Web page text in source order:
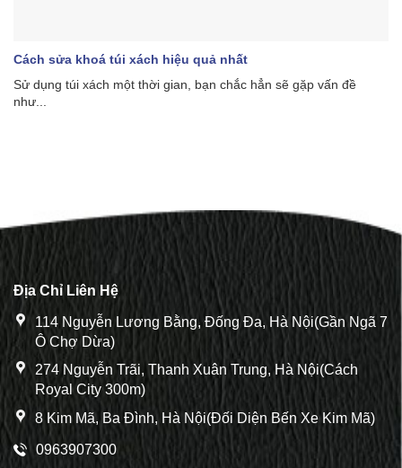
Cách sửa khoá túi xách hiệu quả nhất
Sử dụng túi xách một thời gian, bạn chắc hẳn sẽ gặp vấn đề
như...
Địa Chỉ Liên Hệ
114 Nguyễn Lương Bằng, Đống Đa, Hà Nội(Gần Ngã 7
Ô Chợ Dừa)
274 Nguyễn Trãi, Thanh Xuân Trung, Hà Nội(Cách
Royal City 300m)
8 Kim Mã, Ba Đình, Hà Nội(Đối Diện Bến Xe Kim Mã)
0963907300